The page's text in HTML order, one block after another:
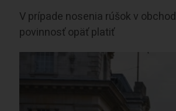
V prípade nosenia rúšok v
povinnosť opäť platiť